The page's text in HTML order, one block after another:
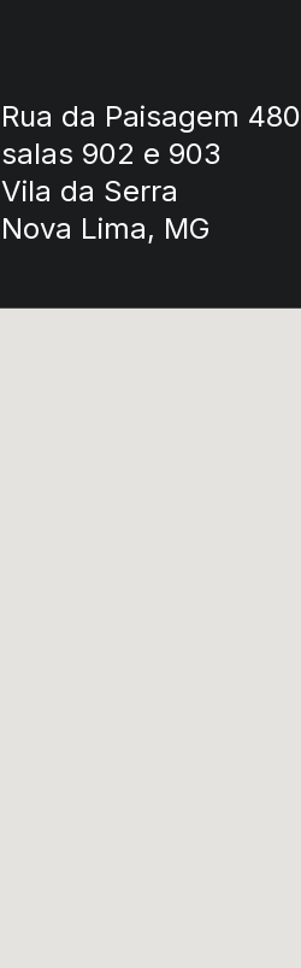
Rua da Paisagem 480
salas 902 e 903
Vila da Serra
Nova Lima, MG